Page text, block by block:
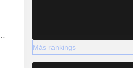
Más rankings